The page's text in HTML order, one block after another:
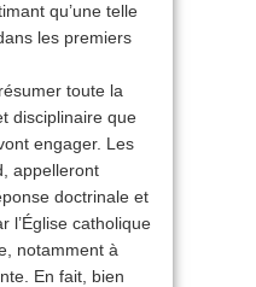
qu’une telle
les premiers
toute la
disciplinaire que
engager. Les
appelleront
doctrinale et
l’Église catholique
notamment à
En fait, bien